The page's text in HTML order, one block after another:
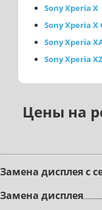
Sony Xperia X
Sony Xperia X
Sony Xperia
Sony Xperia
Цены на
Зaмeнa диcплeя c
Замена дисплея